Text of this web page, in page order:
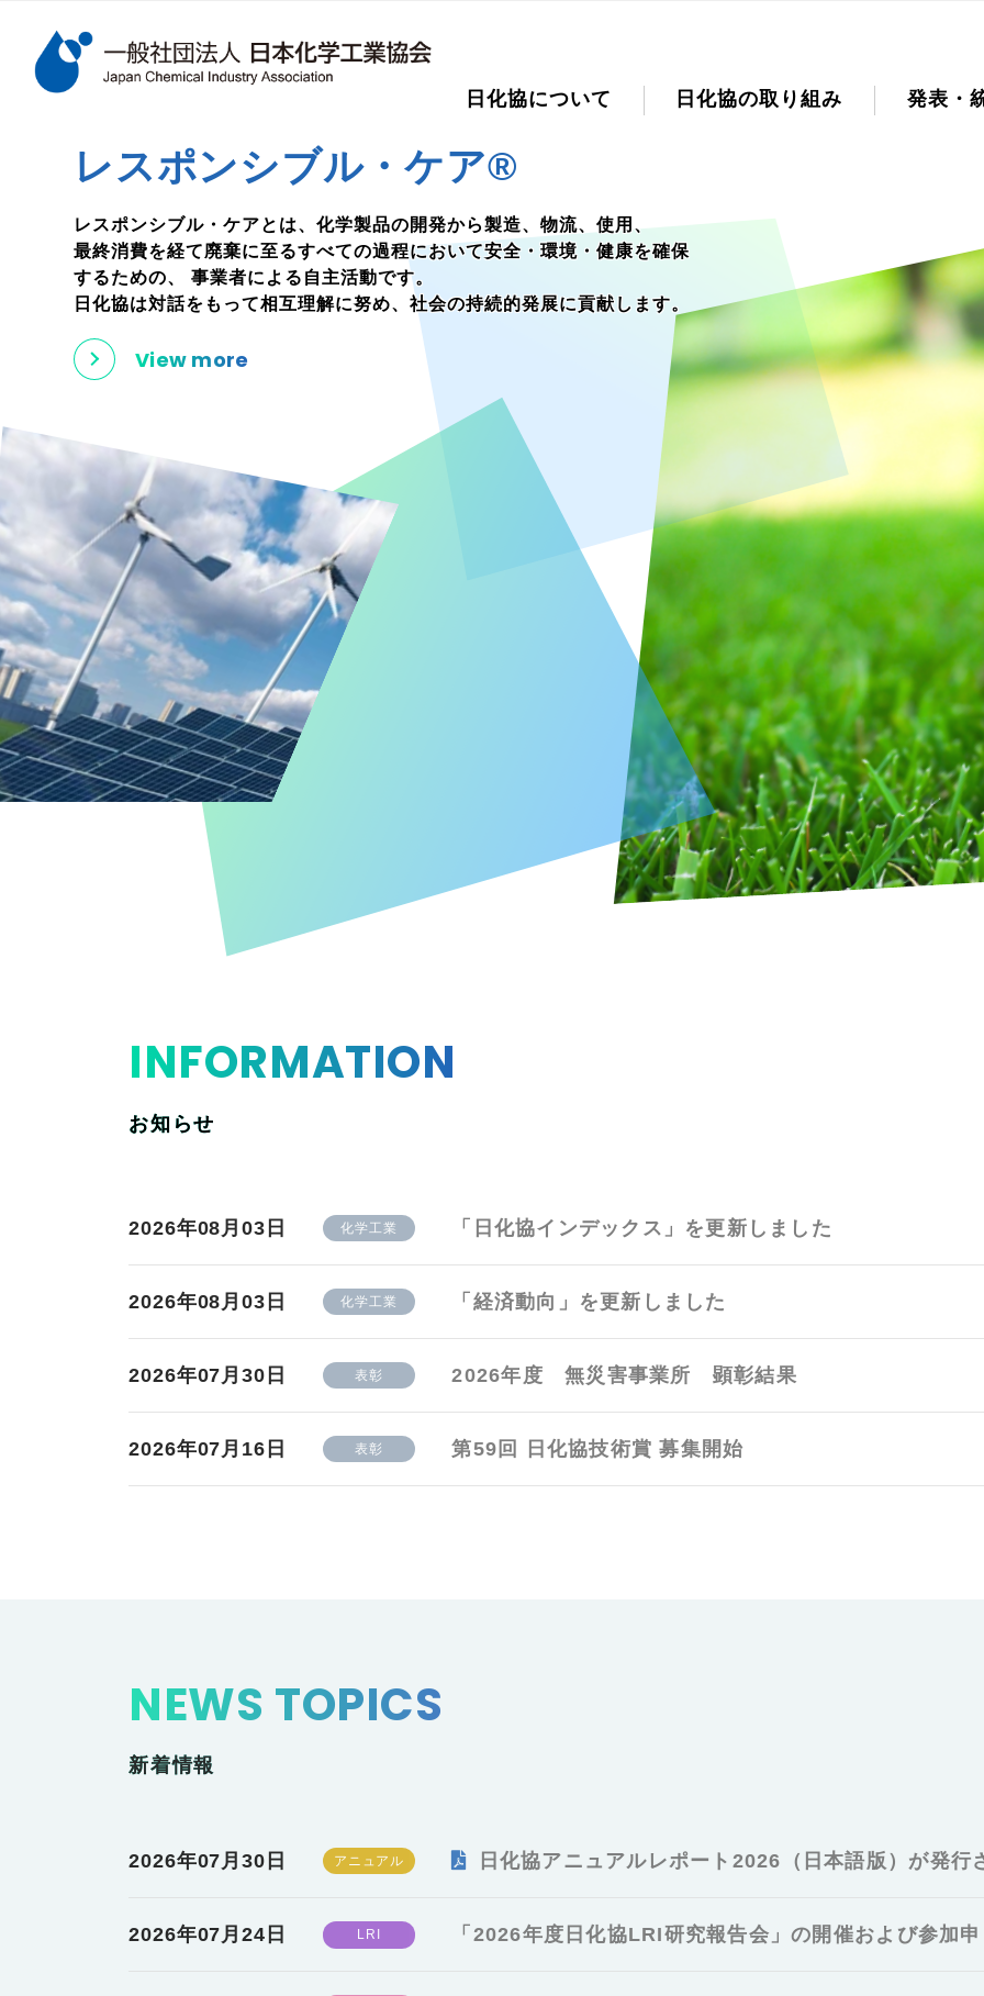
メインコンテンツに移動
検索キーワード
日化協について 日化協の取り組み 発表・
レスポンシブル・ケア®
レスポンシブル・ケアとは、化学製品の開発から製造、物流、使用、
最終消費を経て廃棄に至るすべての過程において安全・環境・健康を確保
するための、事業者による自主活動です。
日化協は対話をもって相互理解に努め、社会の持続的発展に貢献します。
View more
INFORMATION
お知らせ
2026年08月03日 化学工業 「日化協インデックス」を更新しました
2026年08月03日 化学工業 「経済動向」を更新しました
2026年07月30日 表彰 2026年度 無災害事業所 顕彰結果
2026年07月16日 表彰 第59回 日化協技術賞 募集開始
NEWS TOPICS
新着情報
2026年07月30日 日化協アニュアルレポート2026（日本語版）が発行
2026年07月24日 LRI 「2026年度日化協LRI研究報告会」の開催および参加